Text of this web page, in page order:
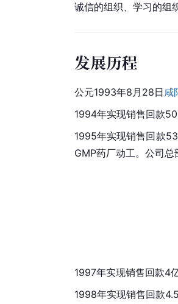
诚信的组织、学习的组
发展历程
公元1993年8月28日咸
1994年实现销售回款
1995年实现销售回款
GMP药厂动工。公司总
1997年实现销售回款4
1998年实现销售回款